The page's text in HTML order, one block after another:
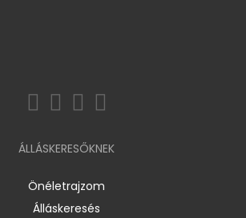
ÁLLÁSKERESŐKNEK
Önéletrajzom
Álláskeresés